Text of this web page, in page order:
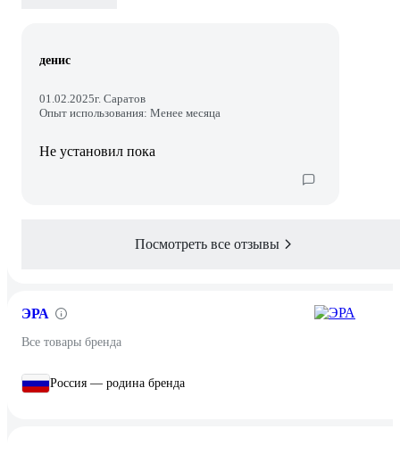
денис
01.02.2025г. Саратов
Опыт использования: Менее месяца
Не установил пока
Посмотреть все отзывы
ЭРА
Все товары бренда
Россия — родина бренда